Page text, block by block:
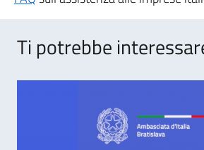
Ti potrebbe